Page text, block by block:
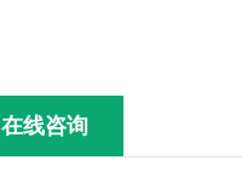
在线咨询